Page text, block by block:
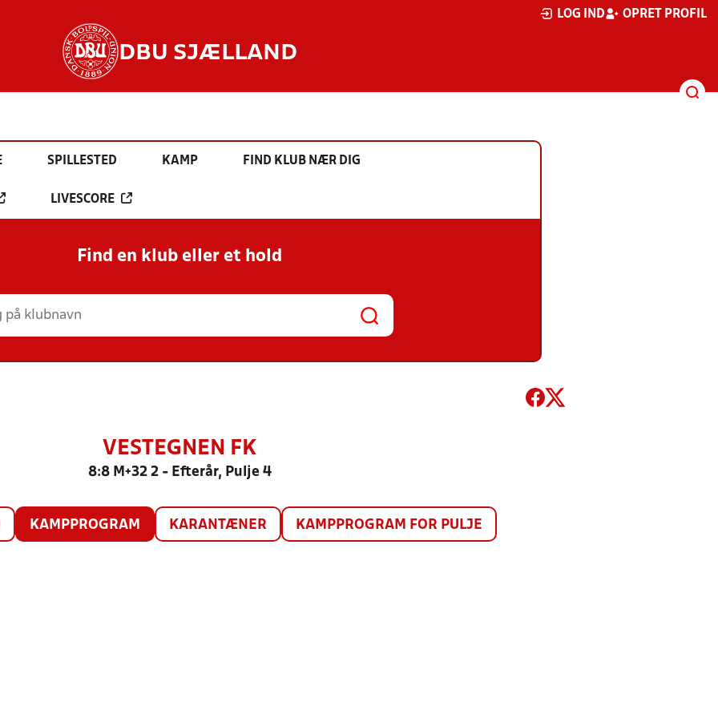
LOG IND OPRET PROFIL
DBU SJÆLLAND
SPILLESTED KAMP FIND KLUB NÆR DIG
LIVESCORE
Find en klub eller et hold
VESTEGNEN FK
8:8 M+32 2 - Efterår, Pulje 4
KAMPPROGRAM KARANTÆNER KAMPPROGRAM FOR PULJE